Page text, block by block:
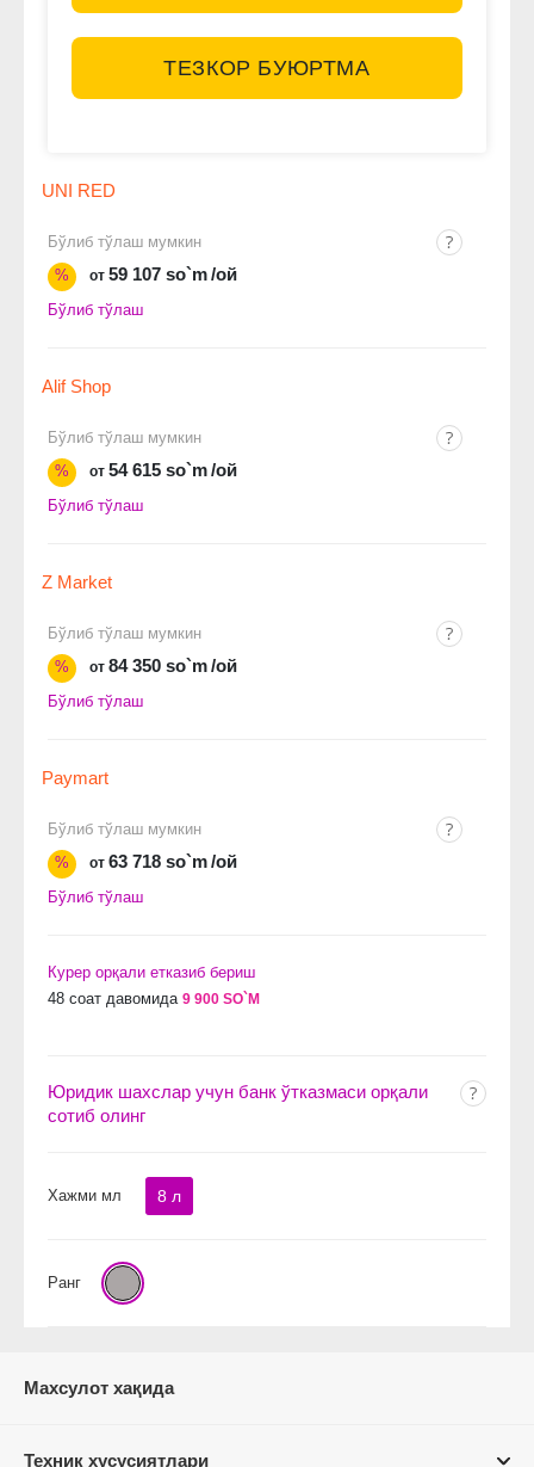
ТЕЗКОР БУЮРТМА
UNI RED
Бўлиб тўлаш мумкин
%
от 59 107 so`m/ой
Бўлиб тўлаш
Alif Shop
Бўлиб тўлаш мумкин
%
от 54 615 so`m/ой
Бўлиб тўлаш
Z Market
Бўлиб тўлаш мумкин
%
от 84 350 so`m/ой
Бўлиб тўлаш
Paymart
Бўлиб тўлаш мумкин
%
от 63 718 so`m/ой
Бўлиб тўлаш
Курер орқали етказиб бериш
48 соат давомида 9 900 SO`M
Юридик шахслар учун банк ўтказмаси орқали
сотиб олинг
Хажми мл 8 л
Ранг
Махсулот хақида
Техник хусусиятлари